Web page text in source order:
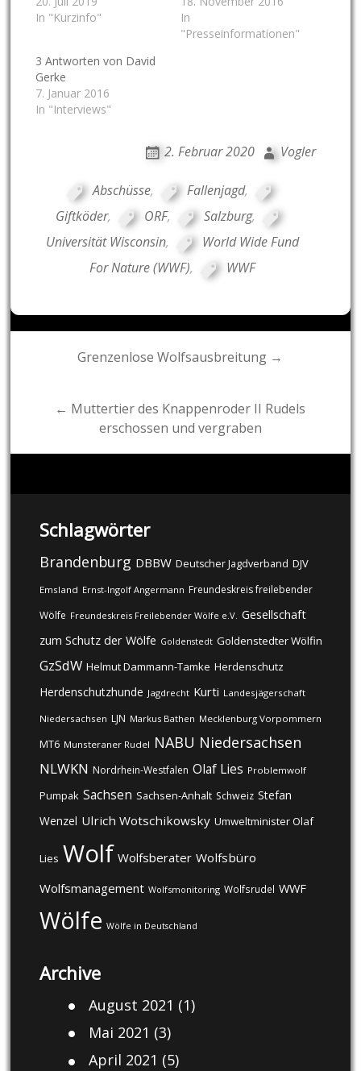
In "Kurzinfo"
In
"Presseinformationen"
3 Antworten von David
Gerke
7. Januar 2016
In "Interviews"
2. Februar 2020 Vogler
Abschüsse, Fallenjagd,
Giftköder, ORF, Salzburg,
Universität Wisconsin,
World Wide Fund
For Nature (WWF), WWF
Grenzenlose Wolfsausbreitung →
← Muttertier des Knappenroder II Rudels
erschossen und vergraben
Schlagwörter
Brandenburg DBBW Deutscher Jagdverband DJV
Emsland Ernst-Ingolf Angermann Freundeskreis freilebender
Wölfe Freundeskreis Freilebender Wölfe e.V. Gesellschaft
zum Schutz der Wölfe Goldenstedt Goldenstedter Wölfin
GzSdW Helmut Dammann-Tamke Herdenschutz
Herdenschutzhunde Jagdrecht Kurti Landesjägerschaft
Niedersachsen LJN Markus Bathen Mecklenburg Vorpommern
MT6 Munsteraner Rudel NABU Niedersachsen
NLWKN Nordrhein-Westfalen Olaf Lies Problemwolf
Pumpak Sachsen Sachsen-Anhalt Schweiz Stefan
Wenzel Ulrich Wotschikowsky Umweltminister Olaf
Lies Wolf Wolfsberater Wolfsbüro
Wolfsmanagement Wolfsmonitoring Wolfsrudel WWF
Wölfe Wölfe in Deutschland
Archive
August 2021 (1)
Mai 2021 (3)
April 2021 (5)